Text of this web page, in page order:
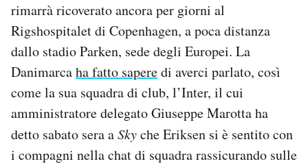
rimarrà ricoverato ancora per giorni al
Rigshospitalet di Copenhagen, a poca distanza
dallo stadio Parken, sede degli Europei. La
Danimarcaha fatto saperedi averci parlato, così
come la sua squadra di club, l’Inter, il cui
amministratore delegato Giuseppe Marotta ha
detto sabato sera aSkyche Eriksen si è sentito con
i compagni nella chat di squadra rassicurando sulle